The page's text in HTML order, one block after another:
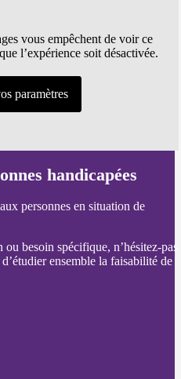
vous empêchent de voir ce
l’expérience soit désactivée.
paramètres
handicapées
personnes en situation de
besoin spécifique, n’hésitez-pas
ensemble la faisabilité de